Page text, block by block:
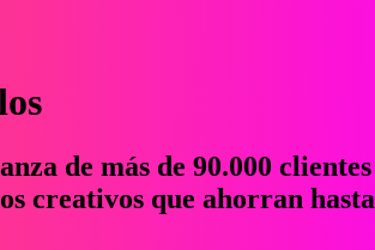
de más de 90.000 clientes
creativos que ahorran hasta